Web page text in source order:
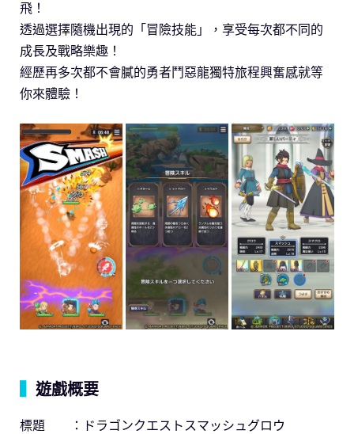
飛！
透過選擇隨機出現的「冒險技能」，享受每次都不同的
成長及戰略樂趣！
經歷再多次都不會膩的勇者鬥惡龍獨特旅程興奮感就等
你來體驗！
遊戲概要
標題 ：ドラゴンクエストスマッシュグロウ